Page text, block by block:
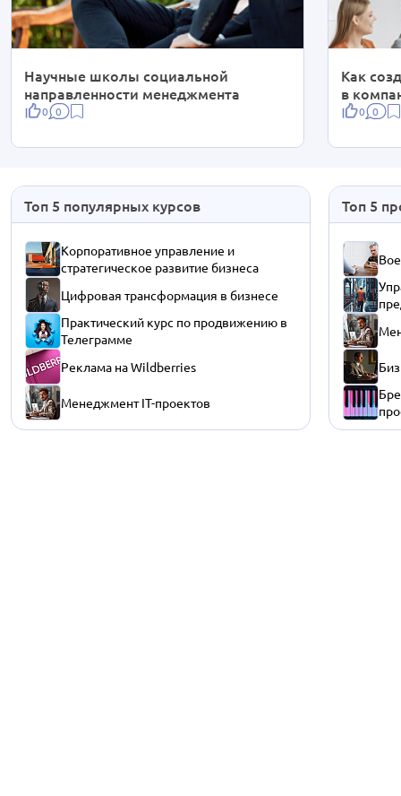
Научные школы социальной
направленности менеджмента
0 0
Как
в
0 0
Топ 5 популярных курсов
Корпоративное управление и
стратегическое развитие бизнеса
Цифровая трансформация в бизнесе
Практический курс по продвижению в
Телеграмме
Реклама на Wildberries
Менеджмент IT-проектов
Топ 5